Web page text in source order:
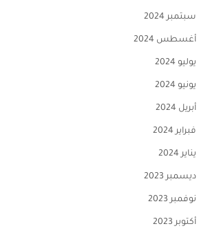
سبتمبر 2024
أغسطس 2024
يوليو 2024
يونيو 2024
أبريل 2024
فبراير 2024
يناير 2024
ديسمبر 2023
نوفمبر 2023
أكتوبر 2023